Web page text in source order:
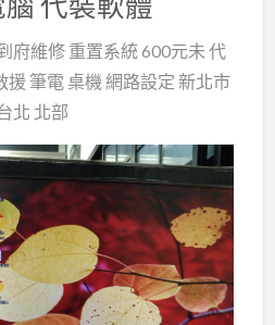
府維修 重置系統 600元未 代
援 筆電 桌機 網路設定 新北市
北 北部